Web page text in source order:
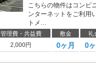
こちらの物件はコンビ
ンターネットをご利用
トメ...
管理費・共益費 敷金 礼
2,000円 0ヶ月 0